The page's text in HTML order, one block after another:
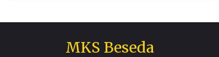
MKS Beseda